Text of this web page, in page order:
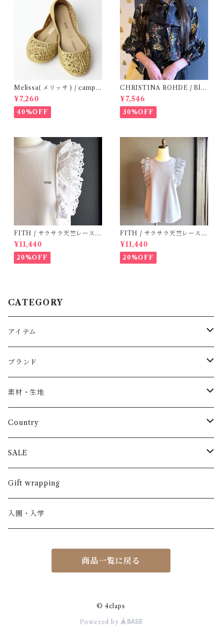
Melissa( メリッサ ) / campa
na ( Gold )28-33
¥7,260
40%OFF
CHRISTINA ROHDE / Blo
use ( 12-14Y)
¥7,546
30%OFF
FITH / サラサラ天竺レースT
シャツ (White) / 145・155
¥11,440
20%OFF
FITH / サラサラ天竺レースT
シャツ (BL) / 145・155
¥11,440
20%OFF
CATEGORY
アイテム
Baby
トップス
長袖
半袖
パンツ
長ズボン
半ズボン
スカート
ワンピース
カーディガン / 羽織もの
ブランド
AS WE GROW
ARCH&LINE
BABE & TESS
BOBOCHOSES
BONHEUR DU JOUR
素材・生地
コットン 100%
リネン( 麻 )
ウール
アルパカ
Country
France / フランス
Italy / イタリア
NY / ニューヨーク
Spain / スペイン
SALE
男の子
女の子
くつ・帽子・Bag
Gift wrapping
入園・入学
商品一覧に戻る
© 4claps
Powered by